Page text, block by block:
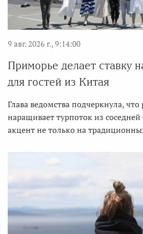
9 авг. 2026 г., 9:14:00
Приморье делает ставку
для гостей из Китая
Глава ведомства подчеркнула,
наращивает турпоток из соседней
акцент не только на